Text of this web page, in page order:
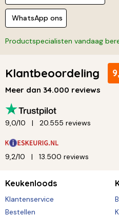
WhatsApp ons
Productspecialisten vandaag
Klantbeoordeling
Meer dan 34.000 reviews
9,0/10 20.555 reviews
9,2/10 13.500 reviews
Keukenloods
Klantenservice
Bestellen